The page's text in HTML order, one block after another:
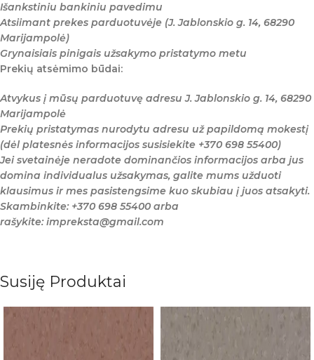
Išankstiniu bankiniu pavedimu
Atsiimant prekes parduotuvėje (J. Jablonskio g. 14, 68290
Marijampolė)
Grynaisiais pinigais užsakymo pristatymo metu
Prekių atsėmimo būdai:
Atvykus į mūsų parduotuvę adresu J. Jablonskio g. 14, 68290
Marijampolė
Prekių pristatymas nurodytu adresu už papildomą mokestį
(dėl platesnės informacijos susisiekite +370 698 55400)
Jei svetainėje neradote dominančios informacijos arba jus
domina individualus užsakymas, galite mums užduoti
klausimus ir mes pasistengsime kuo skubiau į juos atsakyti.
Skambinkite: +370 698 55400 arba
rašykite: impreksta@gmail.com
Susiję Produktai